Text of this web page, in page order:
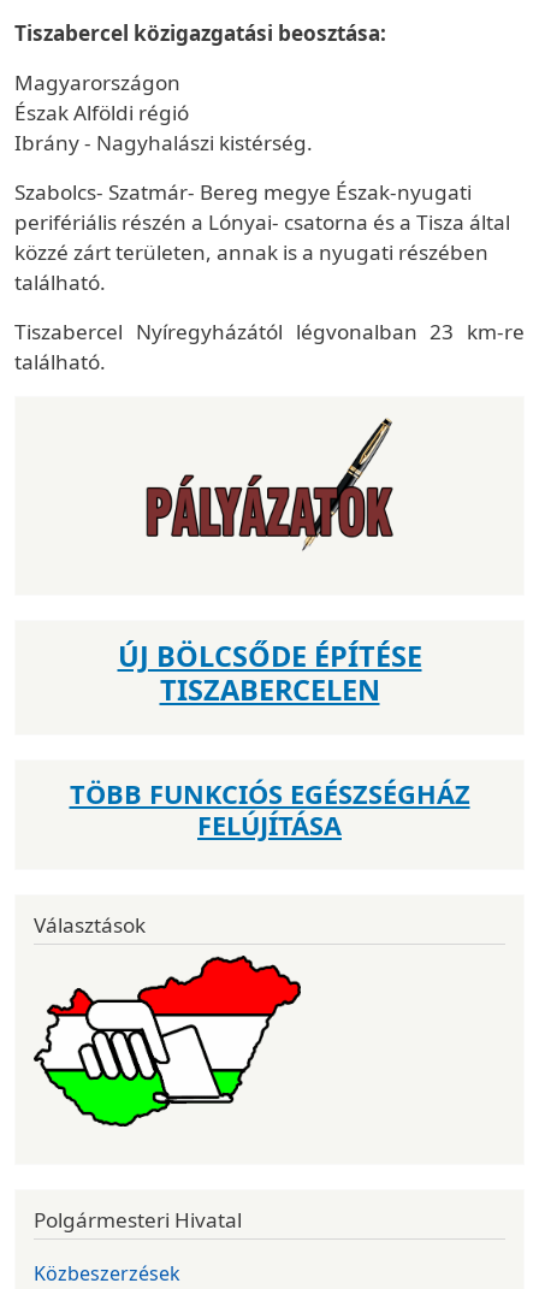
Tiszabercel közigazgatási beosztása:
Magyarországon
Észak Alföldi régió
Ibrány - Nagyhalászi kistérség.
Szabolcs- Szatmár- Bereg megye Észak-nyugati
perifériális részén a Lónyai- csatorna és a Tisza által
közzé zárt területen, annak is a nyugati részében
található.
Tiszabercel Nyíregyházától légvonalban 23 km-re
található.
ÚJ BÖLCSŐDE ÉPÍTÉSE
TISZABERCELEN
TÖBB FUNKCIÓS EGÉSZSÉGHÁZ
FELÚJÍTÁSA
Választások
Polgármesteri Hivatal
Közbeszerzések